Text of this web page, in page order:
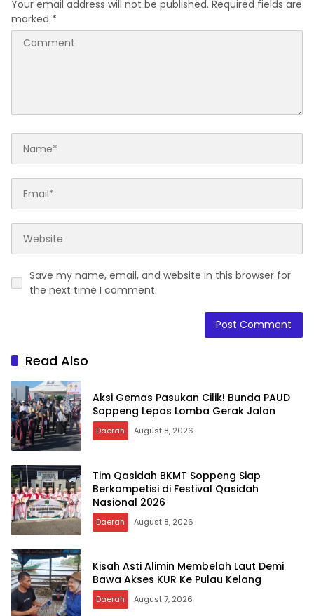
Your email address will not be published. Required fields are
marked *
Save my name, email, and website in this browser for
the next time I comment.
Read Also
Aksi Gemas Pasukan Cilik! Bunda PAUD
Soppeng Lepas Lomba Gerak Jalan
Daerah August 8, 2026
Tim Qasidah BKMT Soppeng Siap
Berkompetisi di Festival Qasidah
Nasional 2026
Daerah August 8, 2026
Kisah Asti Alimin Membelah Laut Demi
Bawa Akses KUR Ke Pulau Kelang
Daerah August 7, 2026